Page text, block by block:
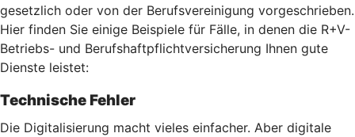
gesetzlich oder von der Berufsvereinigung vorgeschrieben.
Hier finden Sie einige Beispiele für Fälle, in denen die R+V-
Betriebs- und Berufshaftpflichtversicherung Ihnen gute
Dienste leistet:
Technische Fehler
Die Digitalisierung macht vieles einfacher. Aber digitale